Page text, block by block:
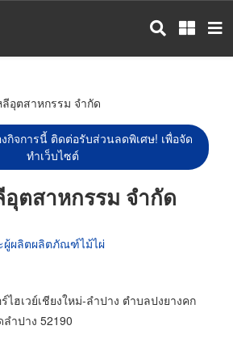
อุตสาหกรรม จำกัด
กิจการนี้ ติดต่อรับส่วนลดพิเศษ! เพื่อจัด
ทำเว็บไซต์
ตสาหกรรม จำกัด
ผู้ผลิตผลิตภัณฑ์ไม้ไผ่
ฮเวย์เชียงใหม่-ลำปาง ตำบลปงยางคก
ำปาง 52190